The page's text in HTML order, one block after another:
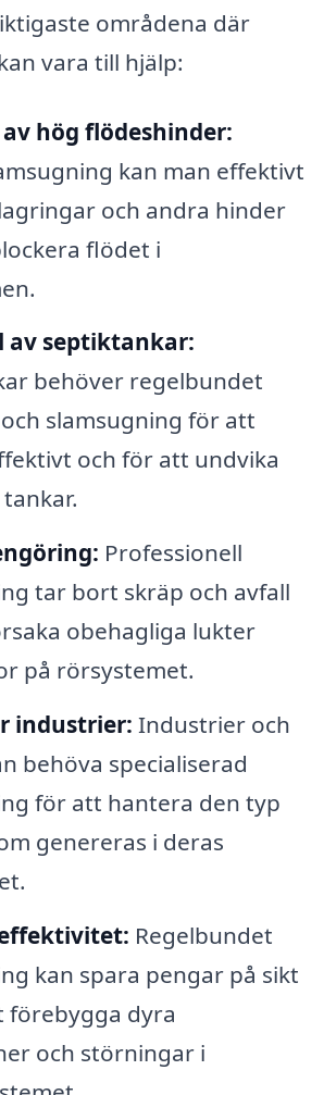
områdena där
vara till hjälp:
hög flödeshinder:
kan man effektivt
och andra hinder
flödet i
av septiktankar:
behöver regelbundet
slamsugning för att
och för att undvika
Professionell
tar bort skräp och avfall
obehagliga lukter
på rörsystemet.
industrier: Industrier och
behöva specialiserad
för att hantera den typ
genereras i deras
Regelbundet
kan spara pengar på sikt
förebygga dyra
och störningar i